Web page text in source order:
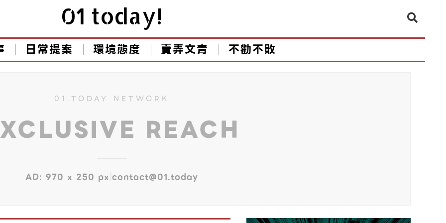
01 today!
日常提案 環境態度 賣弄文青 不勸不敗
01.TODAY NETWORK
REACH
AD: 970 x 250 px|contact@01.today